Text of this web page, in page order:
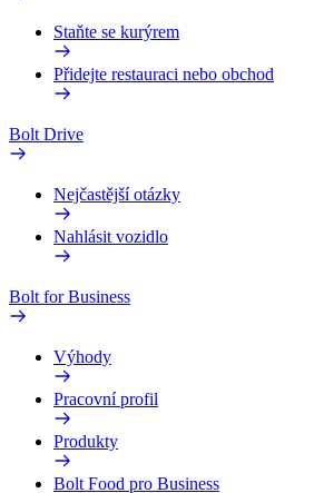
Staňte se kurýrem
Přidejte restauraci nebo obchod
Bolt Drive
Nejčastější otázky
Nahlásit vozidlo
Bolt for Business
Výhody
Pracovní profil
Produkty
Bolt Food pro Business